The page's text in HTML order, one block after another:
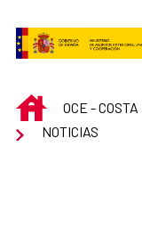
INICIOOCE - COSTA
NOTICIAS